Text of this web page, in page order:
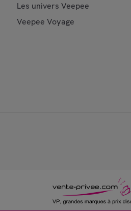
Les univers Veepee
Veepee Voyage